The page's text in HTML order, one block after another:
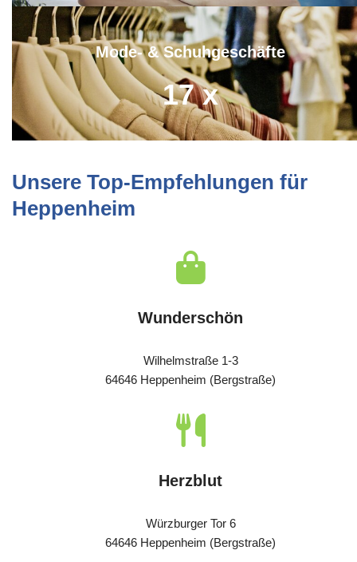
Mode- & Schuhgeschäfte
17 x
Unsere Top-Empfehlungen für
Heppenheim
Wunderschön
Wilhelmstraße 1-3
64646 Heppenheim (Bergstraße)
Herzblut
Würzburger Tor 6
64646 Heppenheim (Bergstraße)